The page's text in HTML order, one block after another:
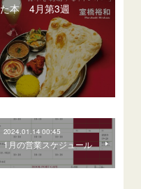
た本 4月第3週
2024.01.14 00:45
1月の営業スケジュール